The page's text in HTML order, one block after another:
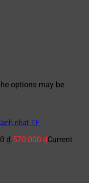
options may be
nhạt TF
₫.570.000 ₫Current